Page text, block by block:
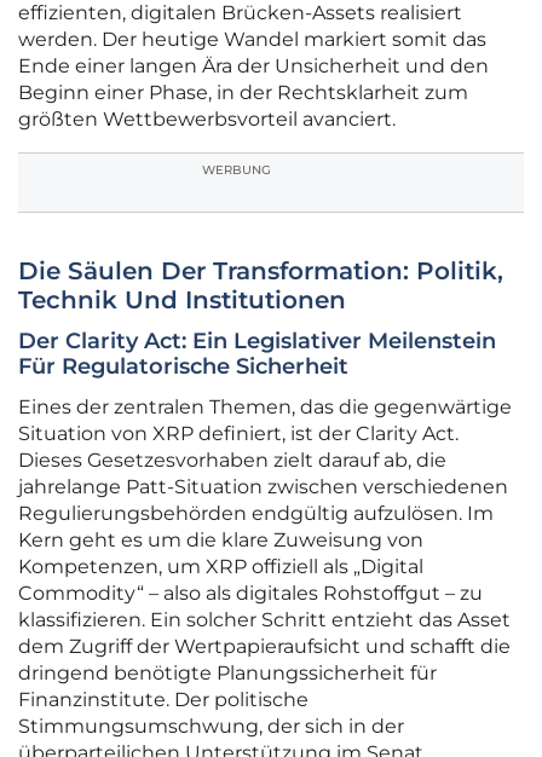
effizienten, digitalen Brücken-Assets realisiert
werden. Der heutige Wandel markiert somit das
Ende einer langen Ära der Unsicherheit und den
Beginn einer Phase, in der Rechtsklarheit zum
größten Wettbewerbsvorteil avanciert.
WERBUNG
Die Säulen Der Transformation: Politik,
Technik Und Institutionen
Der Clarity Act: Ein Legislativer Meilenstein
Für Regulatorische Sicherheit
Eines der zentralen Themen, das die gegenwärtige
Situation von XRP definiert, ist der Clarity Act.
Dieses Gesetzesvorhaben zielt darauf ab, die
jahrelange Patt-Situation zwischen verschiedenen
Regulierungsbehörden endgültig aufzulösen. Im
Kern geht es um die klare Zuweisung von
Kompetenzen, um XRP offiziell als „Digital
Commodity“ – also als digitales Rohstoffgut – zu
klassifizieren. Ein solcher Schritt entzieht das Asset
dem Zugriff der Wertpapieraufsicht und schafft die
dringend benötigte Planungssicherheit für
Finanzinstitute. Der politische
Stimmungsumschwung, der sich in der